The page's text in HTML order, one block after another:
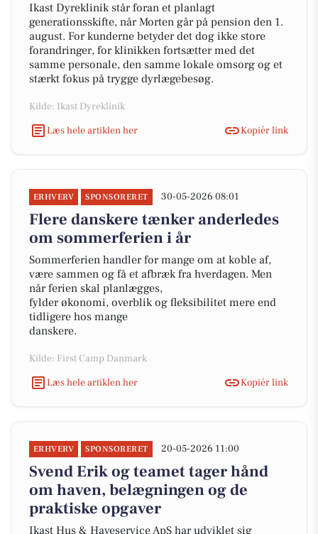
Ikast Dyreklinik står foran et planlagt
generationsskifte, når Morten går på pension den 1.
august. For kunderne betyder det dog ikke store
forandringer, for klinikken fortsætter med det
samme personale, den samme lokale omsorg og et
stærkt fokus på trygge dyrlægebesøg.
Kilde: Ikast Dyreklinik
Læs hele artiklen her
Kopiér link
ERHVERV SPONSORERET 30-05-2026 08:01
Flere danskere tænker anderledes
om sommerferien i år
Sommerferien handler for mange om at koble af,
være sammen og få et afbræk fra hverdagen. Men
når ferien skal planlægges,
fylder økonomi, overblik og fleksibilitet mere end
tidligere hos mange
danskere.
Kilde: First Camp Danmark
Læs hele artiklen her
Kopiér link
ERHVERV SPONSORERET 20-05-2026 11:00
Svend Erik og teamet tager hånd
om haven, belægningen og de
praktiske opgaver
Ikast Hus & Haveservice ApS har udviklet sig